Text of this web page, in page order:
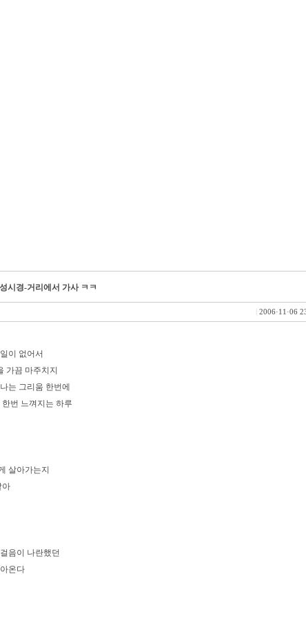
시경-거리에서 가사 ㅋㅋ
2006·11·06
이 없어서
가끔 마주치지
는 그리움 한번에
번 느껴지는 하루
살아가는지
아
음이 나란했던
온다